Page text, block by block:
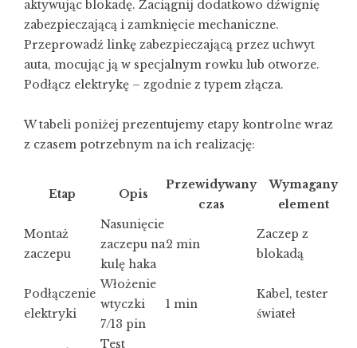
aktywując blokadę. Zaciągnij dodatkowo dźwignię
zabezpieczającą i zamknięcie mechaniczne.
Przeprowadź linkę zabezpieczającą przez uchwyt
auta, mocując ją w specjalnym rowku lub otworze.
Podłącz elektrykę – zgodnie z typem złącza.
W tabeli poniżej prezentujemy etapy kontrolne wraz
z czasem potrzebnym na ich realizację:
Etap Opis
Przewidywany
czas
Wymagany
element
Montaż
zaczepu
Nasunięcie
zaczepu na
kulę haka
2 min
Zaczep z
blokadą
Podłączenie
elektryki
Włożenie
wtyczki
7/13 pin
1 min
Kabel, tester
świateł
Test